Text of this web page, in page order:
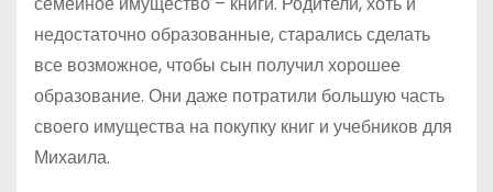
недостаточно образованные, старались сделать
все возможное, чтобы сын получил хорошее
образование. Они даже потратили большую часть
своего имущества на покупку книг и учебников для
Михаила.